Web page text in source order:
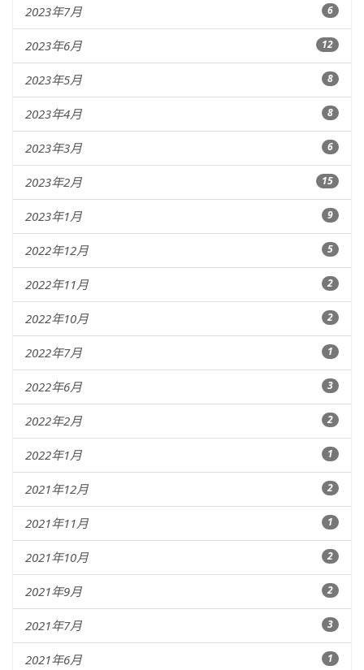
2023年7月 6
2023年6月 12
2023年5月 8
2023年4月 8
2023年3月 6
2023年2月 15
2023年1月 9
2022年12月 5
2022年11月 2
2022年10月 2
2022年7月 1
2022年6月 3
2022年2月 2
2022年1月 1
2021年12月 2
2021年11月 1
2021年10月 2
2021年9月 2
2021年7月 3
2021年6月 1